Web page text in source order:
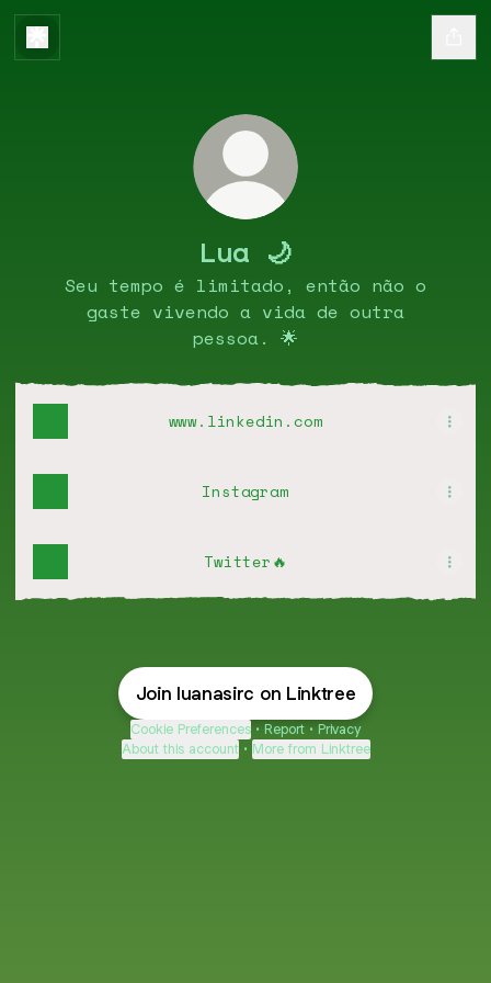
Lua 🌙
Seu tempo é limitado, então não o
gaste vivendo a vida de outra
pessoa. 🌟
www.linkedin.com
Instagram
Twitter🔥
Join luanasirc on Linktree
Cookie Preferences • Report • Privacy
About this account • More from Linktree